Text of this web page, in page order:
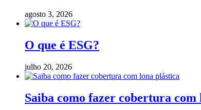
agosto 3, 2026
O que é ESG?
julho 20, 2026
Saiba como fazer cobertura com